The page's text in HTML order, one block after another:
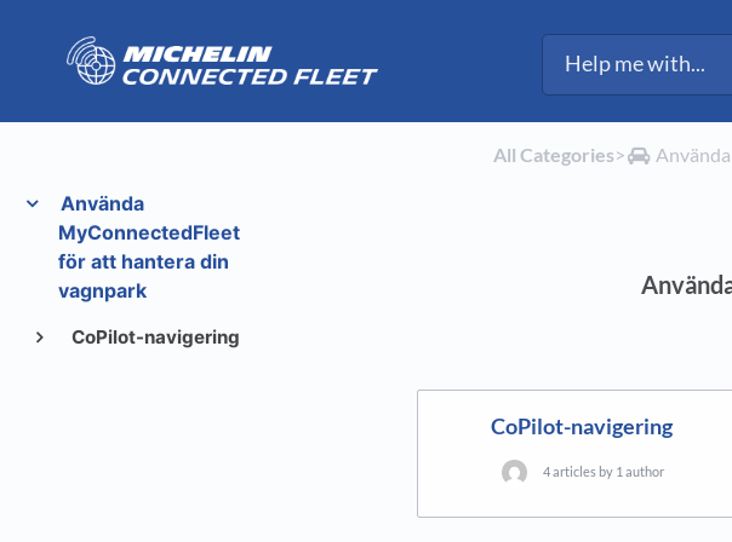
Använda
MyConnectedFleet
för att hantera din
vagnpark
CoPilot-navigering
All Categories​>​
CoPilot-navigering
4 articles by 1 author